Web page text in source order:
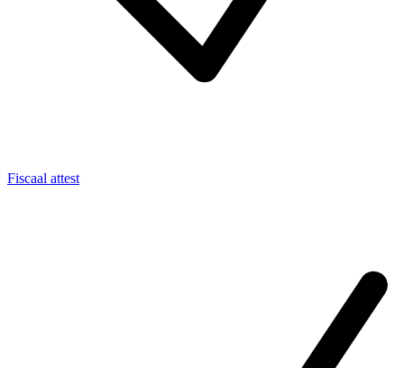
Fiscaal attest